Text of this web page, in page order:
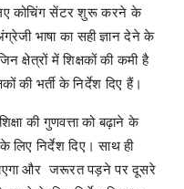
लिए कोचिंग सेंटर शुरू करने के
अंग्रेजी भाषा का सही ज्ञान देने के
क्षेत्रों में शिक्षकों की कमी है
की भर्ती के निर्देश दिए हैं।
की गुणवत्ता को बढ़ाने के
लिए निर्देश दिए। साथ ही
और जरूरत पड़ने पर दूसरे